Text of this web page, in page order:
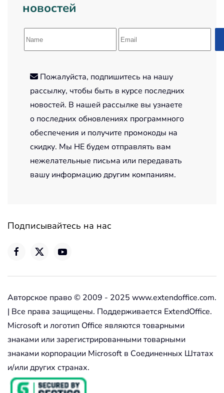
новостей
Пожалуйста, подпишитесь на нашу
рассылку, чтобы быть в курсе последних
новостей. В нашей рассылке вы узнаете
о последних обновлениях программного
обеспечения и получите промокоды на
скидку. Мы НЕ будем отправлять вам
нежелательные письма или передавать
вашу информацию другим компаниям.
Подписывайтесь на нас
Авторское право © 2009 - 2025 www.extendoffice.com.
| Все права защищены. Поддерживается ExtendOffice.
Microsoft и логотип Office являются товарными
знаками или зарегистрированными товарными
знаками корпорации Microsoft в Соединенных Штатах
и/или других странах.